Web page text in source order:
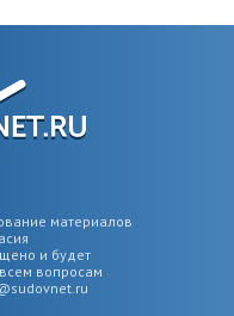
материалов
и будет
вопросам